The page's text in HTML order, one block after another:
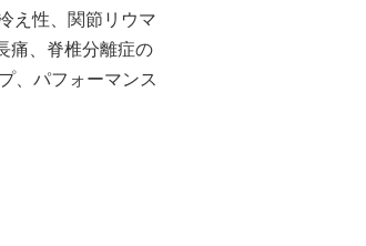
え性、関節リウマ
痛、脊椎分離症の
、パフォーマンス